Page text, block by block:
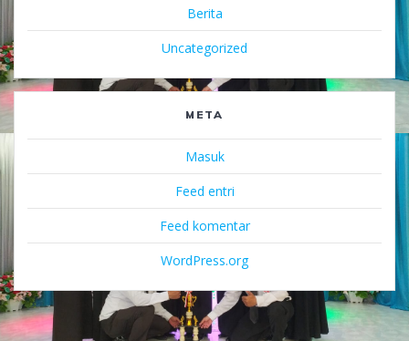
Berita
Uncategorized
META
Masuk
Feed entri
Feed komentar
WordPress.org